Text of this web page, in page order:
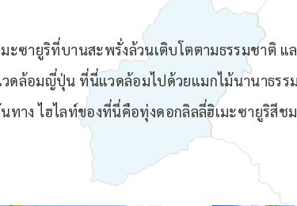
ซายูริที่บานสะพรั่งล้วนเติบโตตามธรรมชาติ แ
ล้อมญี่ปุ่น ที่นี่แวดล้อมไปด้วยแมกไม้นานาธรร
ทาง ไฮไลท์ของที่นี่คือทุ่งดอกลิลลี่ฮิเมะซายูริสี